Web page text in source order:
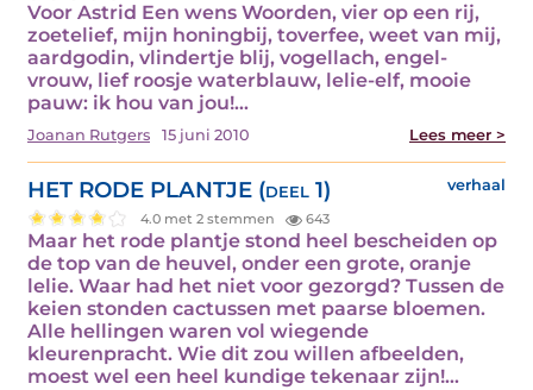
Voor Astrid Een wens Woorden, vier op een rij,
zoetelief, mijn honingbij, toverfee, weet van mij,
aardgodin, vlindertje blij, vogellach, engel-
vrouw, lief roosje waterblauw, lelie-elf, mooie
pauw: ik hou van jou!…
Joanan Rutgers 15 juni 2010 Lees meer >
HET RODE PLANTJE (deel 1) verhaal
4.0 met 2 stemmen 643
Maar het rode plantje stond heel bescheiden op
de top van de heuvel, onder een grote, oranje
lelie. Waar had het niet voor gezorgd? Tussen de
keien stonden cactussen met paarse bloemen.
Alle hellingen waren vol wiegende
kleurenpracht. Wie dit zou willen afbeelden,
moest wel een heel kundige tekenaar zijn!…